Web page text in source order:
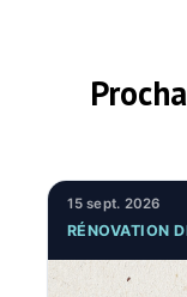
15 sept. 2026
RÉNOVATION